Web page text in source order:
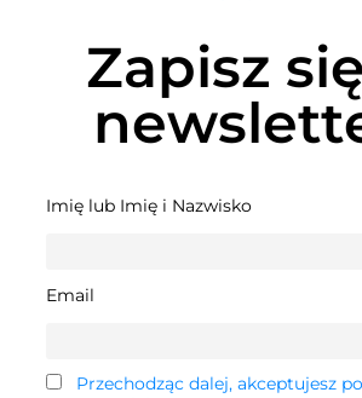
Zapisz
Imię lub Imię i Nazwisko
Email
Przechodząc dalej, akceptujesz